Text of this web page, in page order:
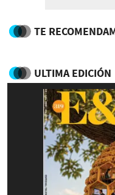
TE
ULTIMA EDICIÓN